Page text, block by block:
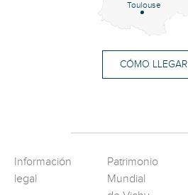
Toulouse
CÓMO LLEGAR
Información
legal
Patrimonio
Mundial